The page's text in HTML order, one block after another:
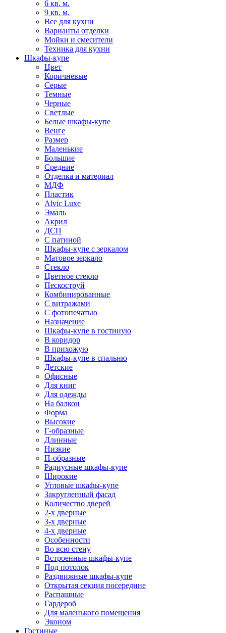
6 кв. м.
9 кв. м.
Все для кухни
Варианты отделки
Мойки и смесители
Техника для кухни
Шкафы-купе
Цвет
Коричневые
Серые
Темные
Черные
Светлые
Белые шкафы-купе
Венге
Размер
Маленькие
Большие
Средние
Отделка и материал
МДФ
Пластик
Alvic Luxe
Эмаль
Акрил
ДСП
С патиной
Шкафы-купе с зеркалом
Матовое зеркало
Стекло
Цветное стекло
Пескоструй
Комбинированные
С витражами
С фотопечатью
Назначение
Шкафы-купе в гостиную
В коридор
В прихожую
Шкафы-купе в спальню
Детские
Офисные
Для книг
Для одежды
На балкон
Форма
Высокие
Г-образные
Длинные
Низкие
П-образные
Радиусные шкафы-купе
Широкие
Угловые шкафы-купе
Закругленный фасад
Количество дверей
2-х дверные
3-х дверные
4-х дверные
Особенности
Во всю стену
Встроенные шкафы-купе
Под потолок
Раздвижные шкафы-купе
Открытая секция посередине
Распашные
Гардероб
Для маленького помещения
Эконом
Гостиные